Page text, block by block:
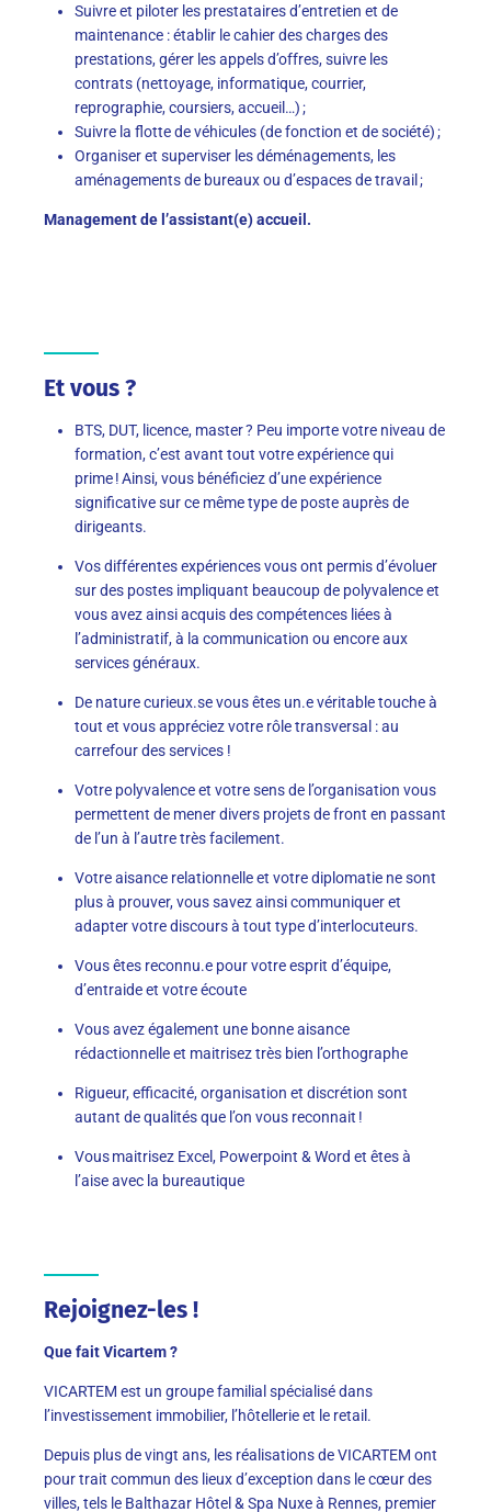
Suivre et piloter les prestataires d’entretien et de
maintenance : établir le cahier des charges des
prestations, gérer les appels d’offres, suivre les
contrats (nettoyage, informatique, courrier,
reprographie, coursiers, accueil…) ;
Suivre la flotte de véhicules (de fonction et de société) ;
Organiser et superviser les déménagements, les
aménagements de bureaux ou d’espaces de travail ;
Management de l’assistant(e) accueil.
Et vous ?
BTS, DUT, licence, master ? Peu importe votre niveau de
formation, c’est avant tout votre expérience qui
prime ! Ainsi, vous bénéficiez d’une expérience
significative sur ce même type de poste auprès de
dirigeants.
Vos différentes expériences vous ont permis d’évoluer
sur des postes impliquant beaucoup de polyvalence et
vous avez ainsi acquis des compétences liées à
l’administratif, à la communication ou encore aux
services généraux.
De nature curieux.se vous êtes un.e véritable touche à
tout et vous appréciez votre rôle transversal : au
carrefour des services !
Votre polyvalence et votre sens de l’organisation vous
permettent de mener divers projets de front en passant
de l’un à l’autre très facilement.
Votre aisance relationnelle et votre diplomatie ne sont
plus à prouver, vous savez ainsi communiquer et
adapter votre discours à tout type d’interlocuteurs.
Vous êtes reconnu.e pour votre esprit d’équipe,
d’entraide et votre écoute
Vous avez également une bonne aisance
rédactionnelle et maitrisez très bien l’orthographe
Rigueur, efficacité, organisation et discrétion sont
autant de qualités que l’on vous reconnait !
Vous maitrisez Excel, Powerpoint & Word et êtes à
l’aise avec la bureautique
Rejoignez-les !
Que fait Vicartem ?
VICARTEM est un groupe familial spécialisé dans
l’investissement immobilier, l’hôtellerie et le retail.
Depuis plus de vingt ans, les réalisations de VICARTEM ont
pour trait commun des lieux d’exception dans le cœur des
villes, tels le Balthazar Hôtel & Spa Nuxe à Rennes, premier